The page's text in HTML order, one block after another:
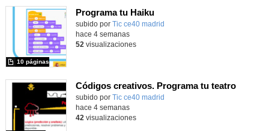
Programa tu Haiku
subido por Tic ce40 madrid
10 páginas
hace 4 semanas
52 visualizaciones
Códigos creativos. Programa tu teatro
subido por Tic ce40 madrid
hace 4 semanas
42 visualizaciones